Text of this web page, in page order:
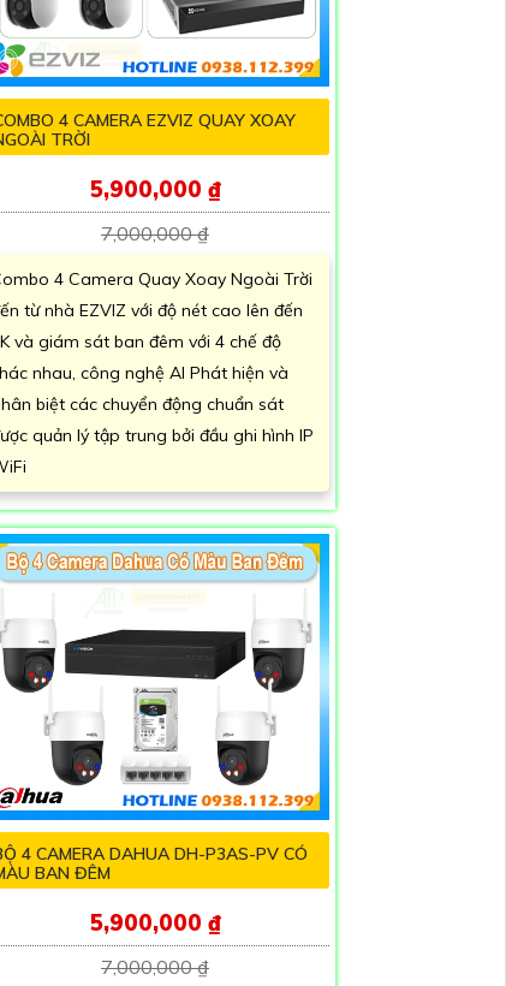
4 CAMERA EZVIZ QUAY XOAY
TRỜI
5,900,000 ₫
7,000,000 ₫
4 Camera Quay Xoay Ngoài Trời
từ nhà EZVIZ với độ nét cao lên đến
và giám sát ban đêm với 4 chế độ
nhau, công nghệ AI Phát hiện và
biệt các chuyển động chuẩn sát
quản lý tập trung bởi đầu ghi hình IP
4 CAMERA DAHUA DH-P3AS-PV CÓ
BAN ĐÊM
5,900,000 ₫
7,000,000 ₫